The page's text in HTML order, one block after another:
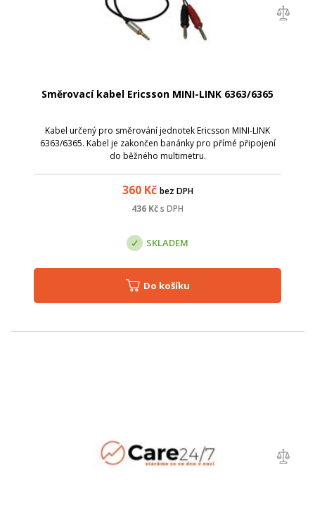
Směrovací kabel Ericsson MINI-LINK 6363/6365
Kabel určený pro směrování jednotek Ericsson MINI-LINK
6363/6365. Kabel je zakončen banánky pro přímé připojení
do běžného multimetru.
360Kč bez DPH
436 Kčs DPH
SKLADEM
Do košíku